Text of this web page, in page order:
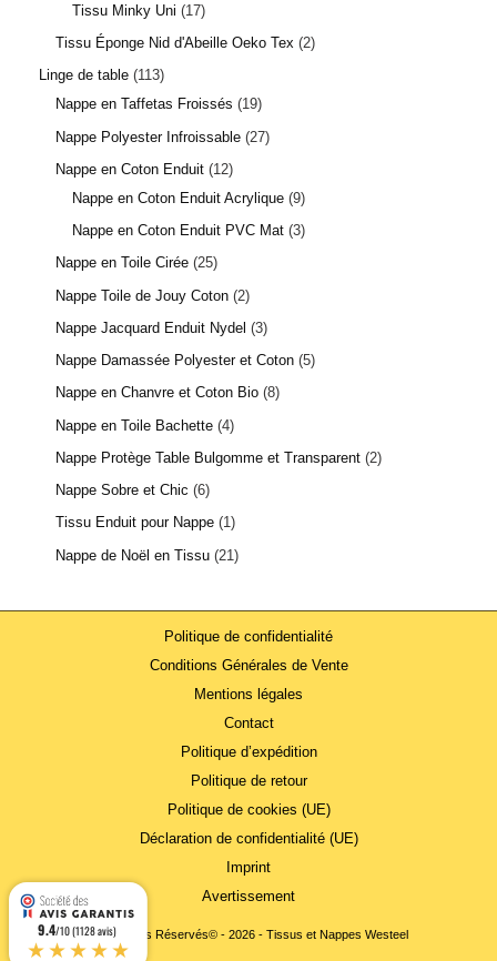
Tissu Minky Uni
17
Tissu Éponge Nid d'Abeille Oeko Tex 2
Linge de table 113
Nappe en Taffetas Froissés
19
Nappe Polyester Infroissable 27
Nappe en Coton Enduit 12
Nappe en Coton Enduit Acrylique 9
Nappe en Coton Enduit PVC Mat 3
Nappe en Toile Cirée 25
Nappe Toile de Jouy Coton 2
Nappe Jacquard Enduit Nydel
3
Nappe Damassée Polyester et Coton 5
Nappe en Chanvre et Coton Bio 8
Nappe en Toile Bachette 4
Nappe Protège Table Bulgomme et Transparent 2
Nappe Sobre et Chic 6
Tissu Enduit pour Nappe 1
Nappe de Noël en Tissu 21
Politique de confidentialité
Conditions Générales de Vente
Mentions légales
Contact
Politique d’expédition
Politique de retour
Politique de cookies (UE)
Déclaration de confidentialité (UE)
Imprint
Avertissement
Tous Droits Réservés© - 2026 - Tissus et Nappes Westeel
9.4/10 (1128 avis)
★★★★★